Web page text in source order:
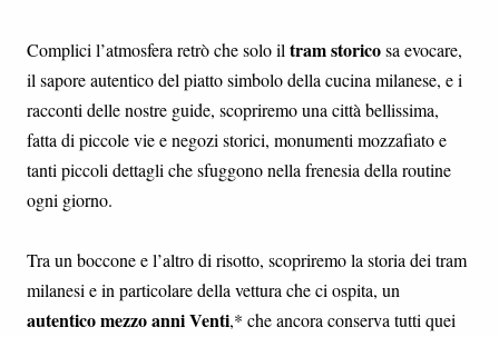
Complici l’atmosfera retrò che solo il tram storicosa evocare,
il sapore autentico del piatto simbolo della cucina milanese, e i
racconti delle nostre guide, scopriremo una città bellissima,
fatta di piccole vie e negozi storici, monumenti mozzafiato e
tanti piccoli dettagli che sfuggono nella frenesia della routine
ogni giorno.
Tra un boccone e l’altro di risotto, scopriremo la storia dei tram
milanesi e in particolare della vettura che ci ospita, un
autentico mezzo anni Venti,* che ancora conserva tutti quei